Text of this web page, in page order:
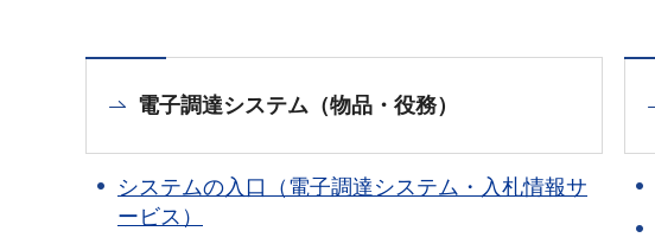
電子調達システム（物品・役務）
システムの入口（電子調達システム・入札情報サ
ービス）